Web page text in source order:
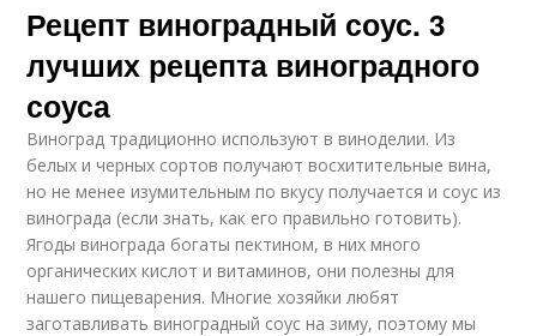
Рецепт виноградный соус. 3
лучших рецепта виноградного
соуса
Виноград традиционно используют в виноделии. Из
белых и черных сортов получают восхитительные вина,
но не менее изумительным по вкусу получается и соус из
винограда (если знать, как его правильно готовить).
Ягоды винограда богаты пектином, в них много
органических кислот и витаминов, они полезны для
нашего пищеварения. Многие хозяйки любят
заготавливать виноградный соус на зиму, поэтому мы